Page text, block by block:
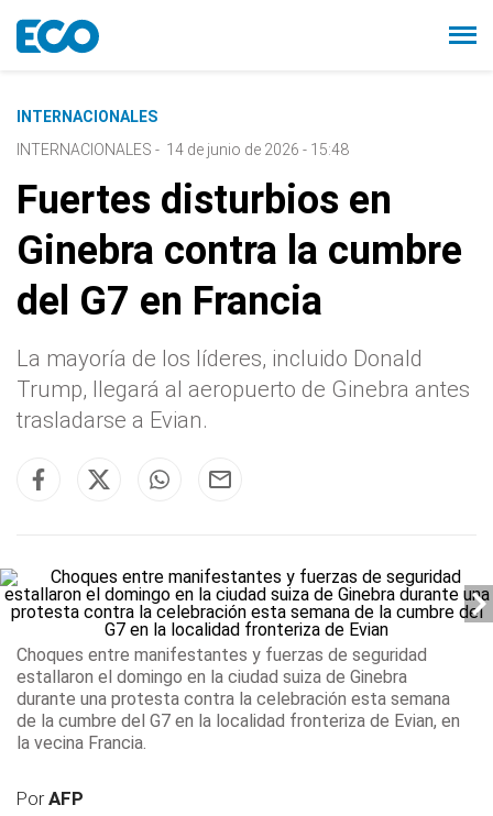
INTERNACIONALES
INTERNACIONALES - 14 de junio de 2026 - 15:48
Fuertes disturbios en
Ginebra contra la cumbre
del G7 en Francia
La mayoría de los líderes, incluido Donald
Trump, llegará al aeropuerto de Ginebra antes
trasladarse a Evian.
Choques entre manifestantes y fuerzas de seguridad
estallaron el domingo en la ciudad suiza de Ginebra
durante una protesta contra la celebración esta semana
de la cumbre del G7 en la localidad fronteriza de Evian, en
la vecina Francia.
PorAFP